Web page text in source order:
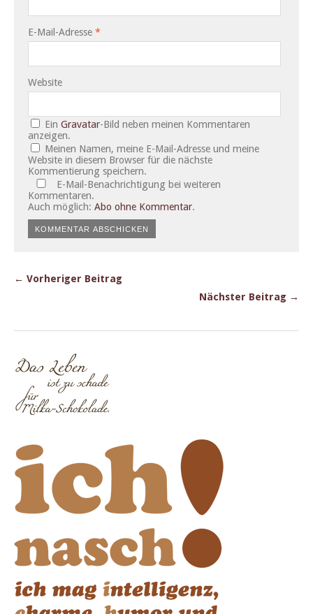
E-Mail-Adresse *
Website
EinGravatar-Bild neben meinen Kommentaren
anzeigen.
Meinen Namen, meine E-Mail-Adresse und meine
Website in diesem Browser für die nächste
Kommentierung speichern.
E-Mail-Benachrichtigung bei weiteren
Kommentaren.
Auch möglich: Abo ohne Kommentar.
← Vorheriger Beitrag
Nächster Beitrag →